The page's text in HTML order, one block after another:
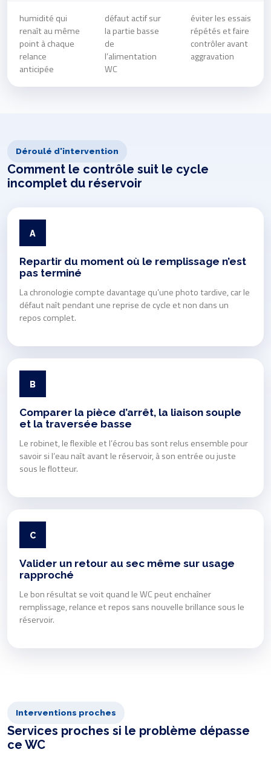
humidité qui
renaît au même
point à chaque
relance
anticipée
défaut actif sur
la partie basse
de
l’alimentation
WC
éviter les essais
répétés et faire
contrôler avant
aggravation
Déroulé d'intervention
Comment le contrôle suit le cycle
incomplet du réservoir
A
Repartir du moment où le remplissage n’est
pas terminé
La chronologie compte davantage qu’une photo tardive, car le
défaut naît pendant une reprise de cycle et non dans un
repos complet.
B
Comparer la pièce d’arrêt, la liaison souple
et la traversée basse
Le robinet, le flexible et l’écrou bas sont relus ensemble pour
savoir si l’eau naît avant le réservoir, à son entrée ou juste
sous le flotteur.
C
Valider un retour au sec même sur usage
rapproché
Le bon résultat se voit quand le WC peut enchaîner
remplissage, relance et repos sans nouvelle brillance sous le
réservoir.
Interventions proches
Services proches si le problème dépasse
ce WC